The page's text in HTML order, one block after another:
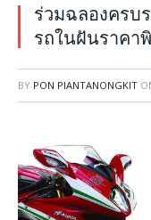
ร่วมฉลองครบ
รถในฝันราคา
BY PON PIANTANONGKIT